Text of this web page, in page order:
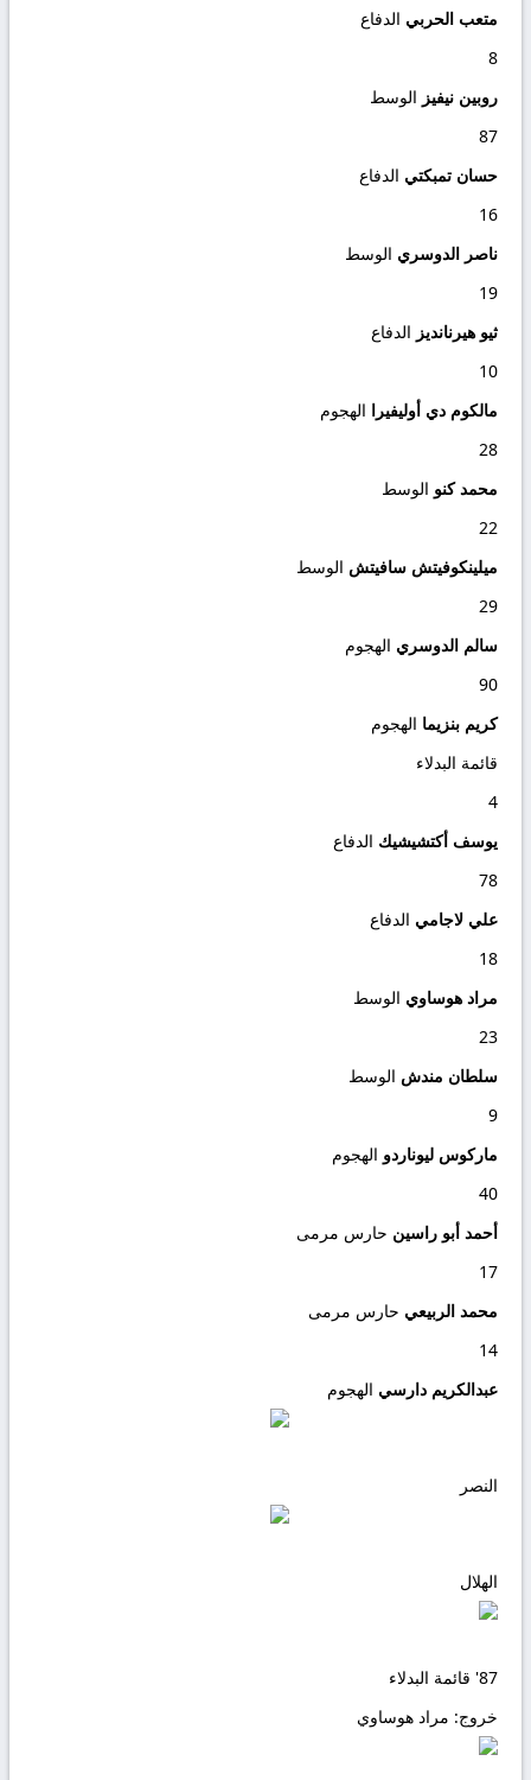
متعب الحربي الدفاع
8
روبين نيفيز الوسط
87
حسان تمبكتي الدفاع
16
ناصر الدوسري الوسط
19
ثيو هيرنانديز الدفاع
10
مالكوم دي أوليفيرا الهجوم
28
محمد كنو الوسط
22
ميلينكوفيتش سافيتش الوسط
29
سالم الدوسري الهجوم
90
كريم بنزيما الهجوم
قائمة البدلاء
4
يوسف أكتشيشيك الدفاع
78
علي لاجامي الدفاع
18
مراد هوساوي الوسط
23
سلطان مندش الوسط
9
ماركوس ليوناردو الهجوم
40
أحمد أبو راسين حارس مرمى
17
محمد الربيعي حارس مرمى
14
عبدالكريم دارسي الهجوم
النصر
الهلال
87' قائمة البدلاء
خروج: مراد هوساوي